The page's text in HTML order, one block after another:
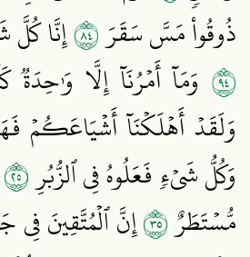
ذُوقُواْ مَسَّ سَقَرَ٤٨إِنَّا
٤٩ وَمَآ أَمۡرُنَآ إِلَّا وَٰحِدَةٞ
وَلَقَدۡ أَهۡلَكۡنَآ أَشۡيَاعَكُمۡ
وَكُلُّ شَيۡءٖ فَعَلُوهُ فِي ٱلزُّبُرِ٥٢
مُّسۡتَطَرٌ٥٣إِنَّ ٱلۡمُتَّقِينَ